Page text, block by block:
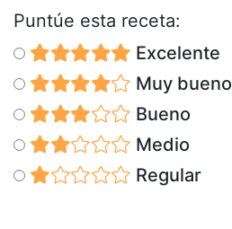
Puntúe esta receta:
Excelente
Muy bueno
Bueno
Medio
Regular